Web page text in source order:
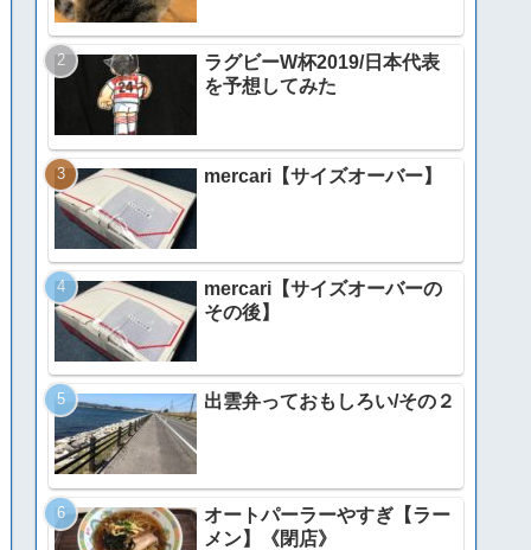
ラグビーW杯2019/日本代表
を予想してみた
mercari【サイズオーバー】
mercari【サイズオーバーの
その後】
出雲弁っておもしろい/その２
オートパーラーやすぎ【ラー
メン】《閉店》